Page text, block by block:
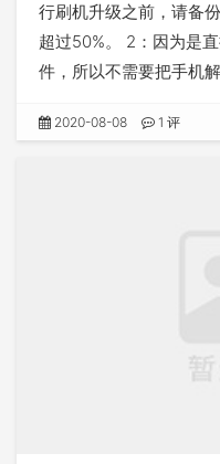
行刷机升级之前，请备
超过50%。 2：因为是
件，所以不需要把手机
2020-08-08 1 评